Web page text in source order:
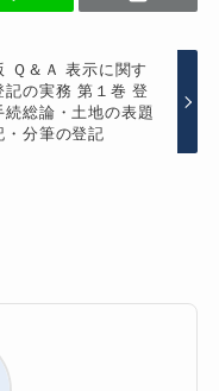
Ｑ＆Ａ 表示に関す
記の実務 第１巻 登
続総論・土地の表題
・分筆の登記